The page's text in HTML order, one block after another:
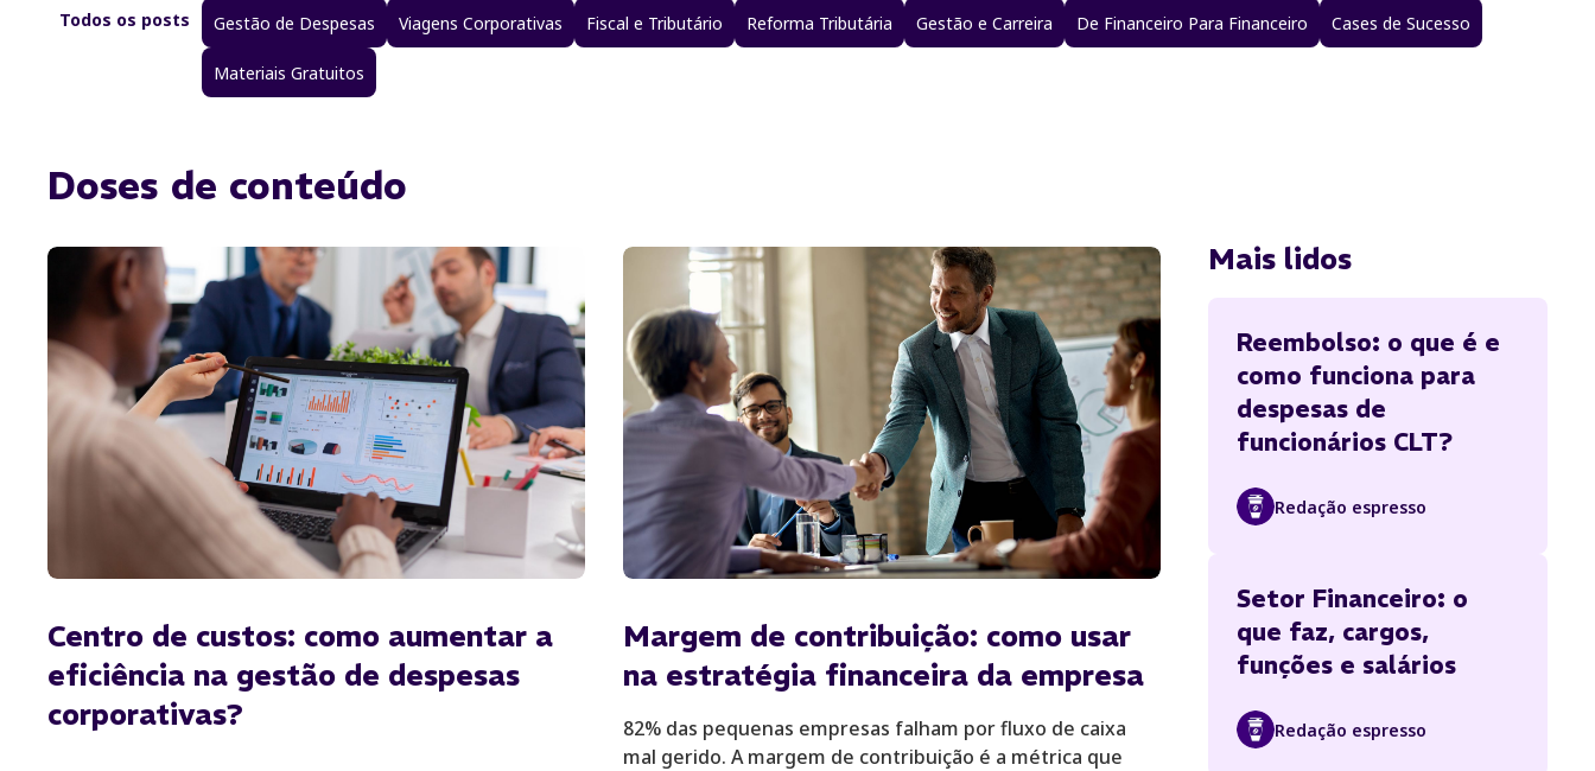
Todos os posts Gestão de Despesas Viagens Corporativas Fiscal e Tributário Reforma Tributária Gestão e Carreira De Financeiro Para Financeiro Cases de Sucesso
Materiais Gratuitos
Doses de conteúdo
Centro de custos: como aumentar a
eficiência na gestão de despesas
corporativas?
Margem de contribuição: como usar
na estratégia financeira da empresa
82% das pequenas empresas falham por fluxo de caixa
mal gerido. A margem de contribuição é a métrica que
Mais lidos
Reembolso: o que é e
como funciona para
despesas de
funcionários CLT?
Redação espresso
Setor Financeiro: o
que faz, cargos,
funções e salários
Redação espresso